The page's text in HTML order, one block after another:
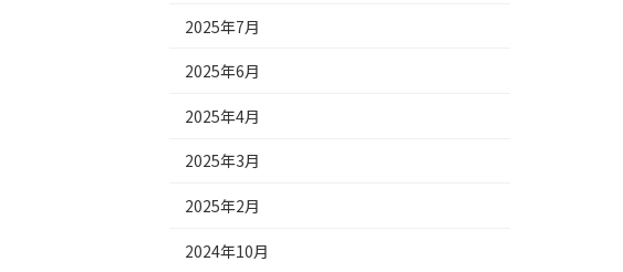
2025年7月
2025年6月
2025年4月
2025年3月
2025年2月
2024年10月